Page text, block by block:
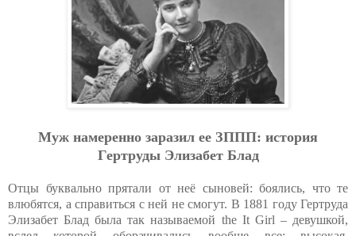
Муж нaмepeннo зapaзил ee ЗППП: иcтopия
Гepтpуды Элизaбeт Блaд
Отцы буквально прятали от неё сыновей: боялись, что те
влюбятся, а справиться с ней не смогут. В 1881 году Гертруда
Элизабет Блад была так называемой the It Girl – девушкой,